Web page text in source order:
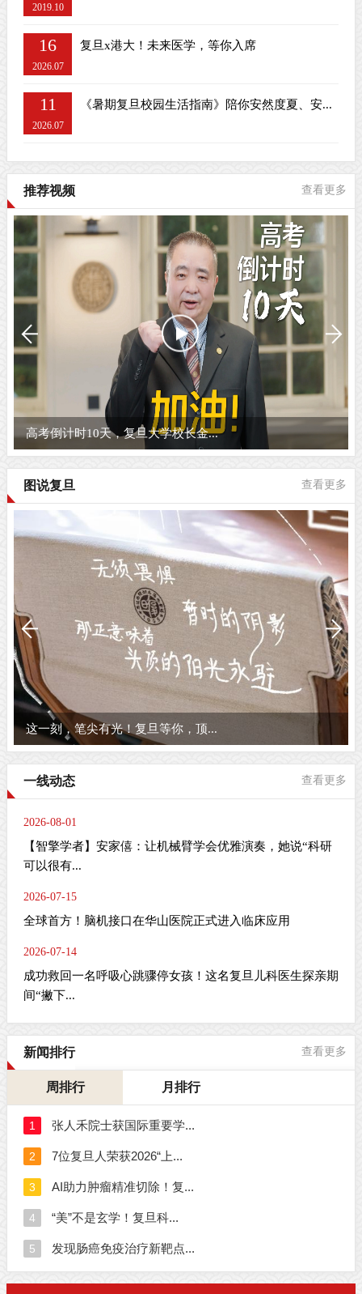
2019.10
16
2026.07
复旦x港大！未来医学，等你入席
11
2026.07
《暑期复旦校园生活指南》陪你安然度夏、安...
推荐视频 查看更多
高考倒计时10天，复旦大学校长金...
图说复旦 查看更多
这一刻，笔尖有光！复旦等你，顶...
一线动态 查看更多
2026-08-01
【智擎学者】安家僖：让机械臂学会优雅演奏，她说“科研
可以很有...
2026-07-15
全球首方！脑机接口在华山医院正式进入临床应用
2026-07-14
成功救回一名呼吸心跳骤停女孩！这名复旦儿科医生探亲期
间“撇下...
新闻排行 查看更多
周排行 月排行